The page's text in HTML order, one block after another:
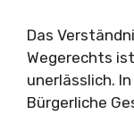
Das
Wegerechts
unerlässlich.
Bürgerliche